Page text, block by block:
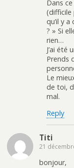
Dans
(difficile
qu’il y
? » Si
rien…
J’ai été
Prends
Le
de toi,
mal.
Reply
Titi
21
bonjour,